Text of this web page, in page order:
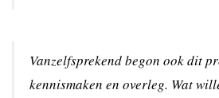
Vanzelfsprekend begon ook dit
kennismaken en overleg. Wat